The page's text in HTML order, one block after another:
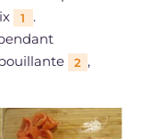
1
.
2 ,